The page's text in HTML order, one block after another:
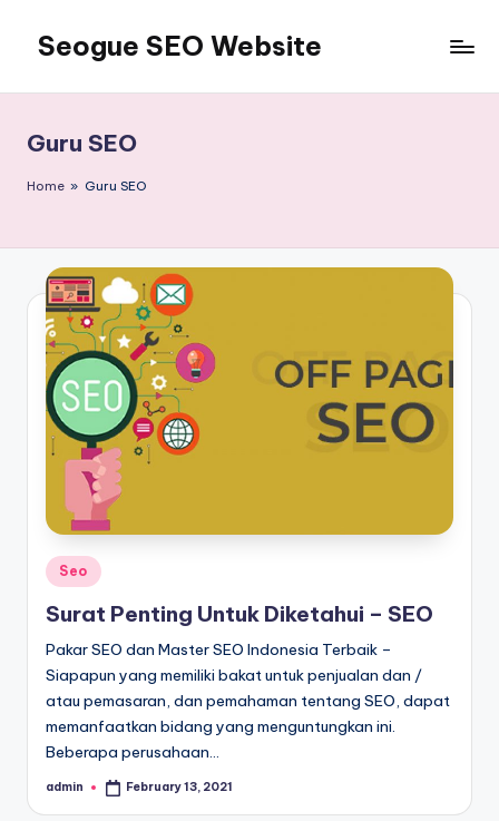
content
Seogue SEO Website
Master
Ahli
dan
Murah
Terbaik
Bergaransi
Guru SEO
Home » Guru SEO
Posted
in
Seo
Surat Penting Untuk Diketahui – SEO
Pakar SEO dan Master SEO Indonesia Terbaik –
Siapapun yang memiliki bakat untuk penjualan dan /
atau pemasaran, dan pemahaman tentang SEO, dapat
memanfaatkan bidang yang menguntungkan ini.
Beberapa perusahaan…
Posted
admin February 13, 2021